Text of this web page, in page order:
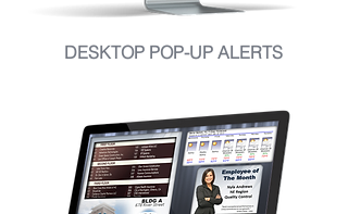
DESKTOP POP-UP ALERTS